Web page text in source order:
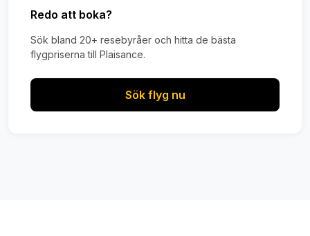
Redo att boka?
Sök bland 20+ resebyråer och hitta de bästa
flygpriserna till Plaisance.
Sök flyg nu